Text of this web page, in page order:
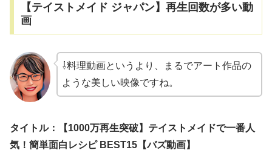
【テイストメイド ジャパン】再生回数が多い動
画
⇩料理動画というより、まるでアート作品の
ような美しい映像ですね。
タイトル：【1000万再生突破】テイストメイドで一番人
気！簡単面白レシピ BEST15【バズ動画】